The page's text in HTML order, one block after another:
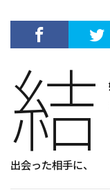
結
出会った相手に、